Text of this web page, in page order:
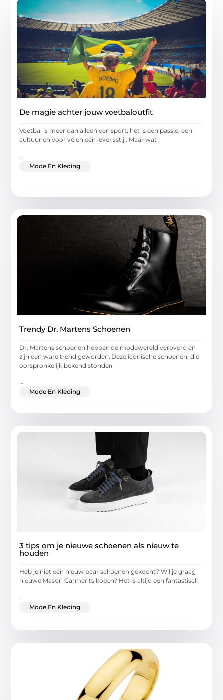
De magie achter jouw voetbaloutfit
Voetbal is meer dan alleen een sport; het is een passie, een
cultuur en voor velen een levensstijl. Maar wat
Mode En Kleding
Trendy Dr. Martens Schoenen
Dr. Martens schoenen hebben de modewereld veroverd en
zijn een ware trend geworden. Deze iconische schoenen, die
oorspronkelijk bekend stonden
...
Mode En Kleding
3 tips om je nieuwe schoenen als nieuw te
houden
Heb je niet een nieuw paar schoenen gekocht? Wil je graag
nieuwe Mason Garments kopen? Het is altijd een fantastisch
Mode En Kleding